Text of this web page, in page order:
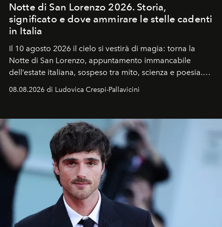
Notte di San Lorenzo 2026. Storia,
significato e dove ammirare le stelle cadenti
in Italia
Il 10 agosto 2026 il cielo si vestirà di magia: torna la
Notte di San Lorenzo, appuntamento immancabile
dell’estate italiana, sospeso tra mito, scienza e poesia.
Sarà il momento in cui gli occhi si alzano verso la volta
celeste per seguire il passaggio delle
all’universo i desideri più segreti
08.08.2026 di Ludovica Crespi-Pallavicini